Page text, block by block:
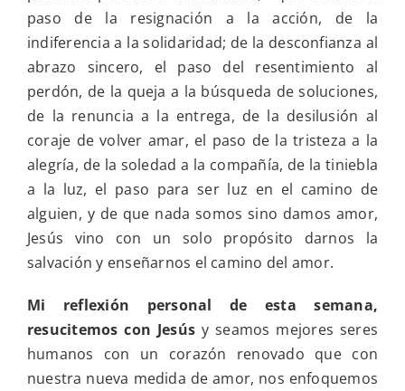
Jesús
paso de la resignación a la acción, de la
indiferencia a la solidaridad; de la desconfianza al
abrazo sincero, el paso del resentimiento al
perdón, de la queja a la búsqueda de soluciones,
de la renuncia a la entrega, de la desilusión al
coraje de volver amar, el paso de la tristeza a la
alegría, de la soledad a la compañía, de la tiniebla
a la luz, el paso para ser luz en el camino de
alguien, y de que nada somos sino damos amor,
Jesús vino con un solo propósito darnos la
salvación y enseñarnos el camino del amor.
Mi reflexión personal de esta semana,
resucitemos con Jesús y seamos mejores seres
humanos con un corazón renovado que con
nuestra nueva medida de amor, nos enfoquemos